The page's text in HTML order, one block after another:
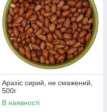
Арахіс сирий, не смажений,
500г
В наявності